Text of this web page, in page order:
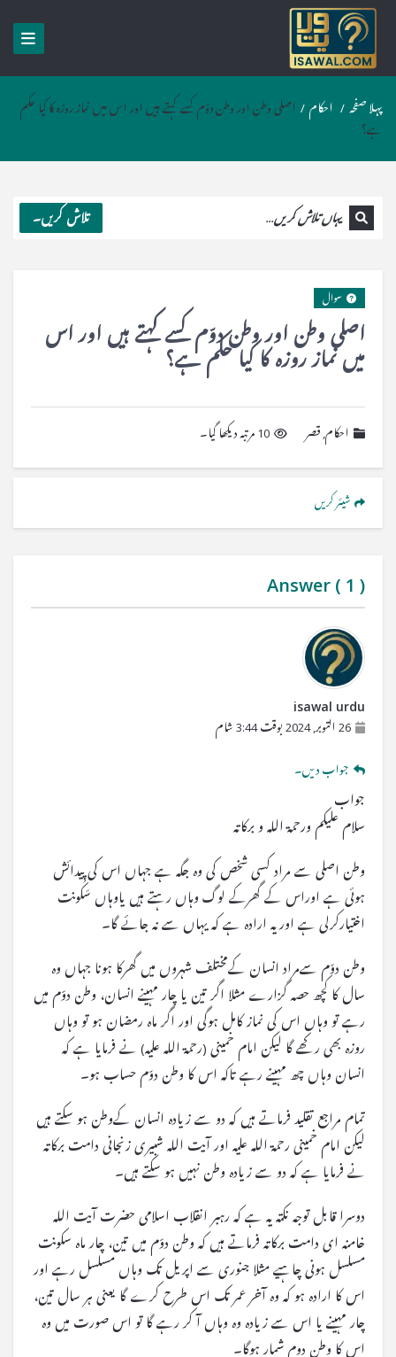
پہلا صفحہ / احکام / اصلی وطن اور وطن دوّم کسے کہتے ہیں اور اس میں نماز روزہ کا کیا حکم
ہے؟
تلاش کریں۔
اصلی وطن اور وطن دوّم کسے کہتے ہیں اور اس
میں نماز روزہ کا کیا حکم ہے؟
سوال
احکام, قصر 10 مرتبہ دیکھا گیا۔
شیئر کریں
Answer ( 1 )
isawal urdu
26 اکتوبر, 2024 بوقت 3:44 شام
جواب دیں۔
جواب
سلام علیکم ورحمۃ اللہ و برکاتہ
وطن اصلی سے مراد کسی شخص کی وہ جگہ ہے جہاں اس کی پیدائش
ہوئی ہے اوراس کے گھرکے لوگ وہاں رہتے ہیں یاوہاں سَکُونت
اختیارکرلی ہے اوریہ ارادہ ہے کہ یہاں سے نہ جائے گا۔
وطن دوّم سےمراد انسان کےمختلف شہروں میں گھرکا ہونا جہاں وہ
سال کا کچھ حصہ گزارے مثلا اگر تین یا چار مہینے انسان، وطن دوّم میں
رہے تو وہاں اس کی نماز کامل ہوگی اور اگر ماہ رمضان ہو تو وہاں
روزہ بھی رکھے گا لیکن امام خمینی (رحمۃ اللہ علیہ) نے فرمایا ہے کہ
انسان وہاں چھ مہینے رہے تاکہ اس کا وطن دوّم حساب ہو۔
تمام مراجع تقلید فرماتے ہیں کہ دو سے زیادہ انسان کےوطن ہو سکتے ہیں
لیکن امام خمینی رحمۃ اللہ علیہ اور آیت اللہ شبیری زنجانی دامت برکاتہ
نے فرمایا ہے کہ دو سے زیادہ وطن نہیں ہو سکتے ہیں۔
دوسرا قابل توجہ نکتہ یہ ہے کہ رہبر انقلاب اسلامی حضرت آیت اللہ
خامنہ ای دامت برکاتہ فرماتے ہیں کہ وطن دوّم میں تین، چار ماہ سکونت
مسلسل ہونی چاہیے مثلا جنوری سے اپریل تک وہاں مسلسل رہے اور
اس کا ارادہ ہو کہ وہ آخر عمر تک اس طرح کرے گا یعنی ہر سال تین،
چار مہینے یا اس سے زیادہ وہ وہاں آ کر رہے گا تو اس صورت میں وہ
اس کا وطن دوم شمار ہوگا۔